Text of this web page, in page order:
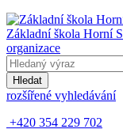
Základní škola Horní
organizace
Hledat
rozšířené vyhledávání
+420 354 229 702